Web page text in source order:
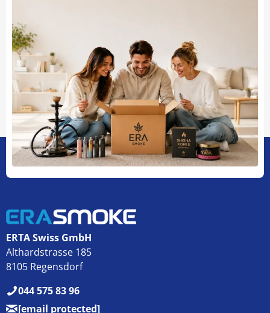
ERTA Swiss GmbH
Althardstrasse 185
8105 Regensdorf
044 575 83 96
[email protected]